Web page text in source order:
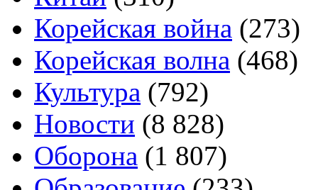
Корейская война (273)
Корейская волна (468)
Культура (792)
Новости (8 828)
Оборона (1 807)